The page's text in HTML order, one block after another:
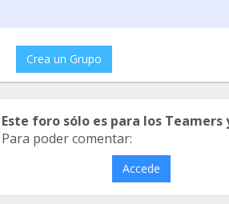
Crea un Grupo
Este foro sólo es para los
Para poder comentar:
Accede